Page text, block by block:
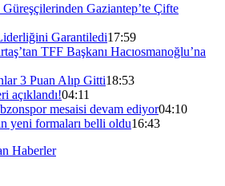
Gaziantep’te Çifte
Garantiledi17:59
TFF Başkanı Hacıosmanoğlu’na
3 Puan Alıp Gitti18:53
açıklandı!04:11
mesaisi devam ediyor04:10
yeni formaları belli oldu16:43